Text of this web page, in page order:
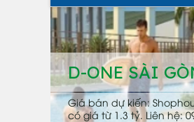
D-ONE SÀI
Giá bán dự kiến:
có giá từ 1.3 tỷ. Liên hệ: